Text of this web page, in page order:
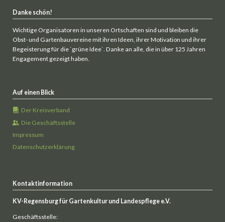
Danke schön!
Wichtige Organisatoren in unseren Ortschaften sind und bleiben die
Obst- und Gartenbauvereine mit ihren Ideen, ihrer Motivation und ihrer
Begeisterung für die `grüne Idee`. Danke an alle, die in über 125 Jahren
Engagement gezeigt haben.
Auf einen Blick
Der Kreisverband
Die Geschäftsstelle
Impressum
Datenschutzerklärung
Kontaktinformation
KV-Regensburg für Gartenkultur und Landespflege e.V.
Geschäftsstelle: